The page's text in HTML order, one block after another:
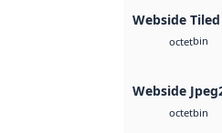
Webside Tiled
octetbin
Webside
octetbin